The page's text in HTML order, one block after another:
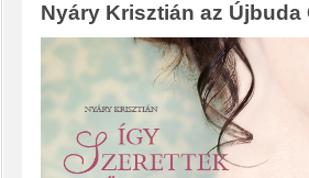
Nyáry Krisztián az